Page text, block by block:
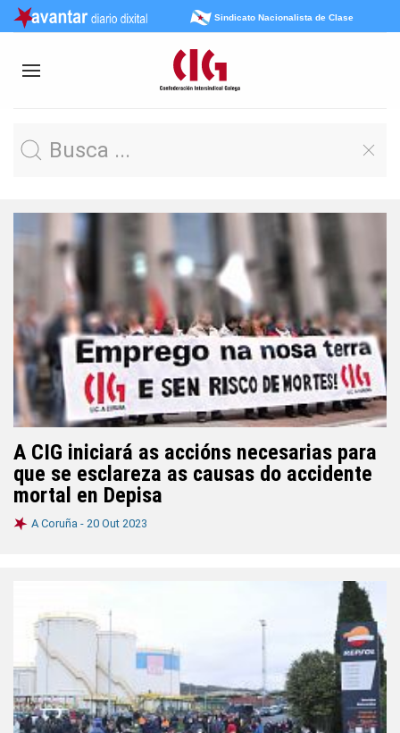
Sindicato Nacionalista de Clase
A CIG iniciará as accións necesarias para
que se esclareza as causas do accidente
mortal en Depisa
A Coruña - 20 Out 2023